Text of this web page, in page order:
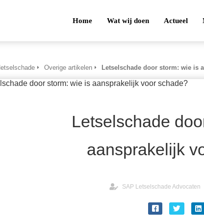
Home Wat wij doen Actueel
letselschade Overige artikelen Letselschade door storm: wie is
Letselschade
aansprakelijk
SAP Letselschade Advocaten